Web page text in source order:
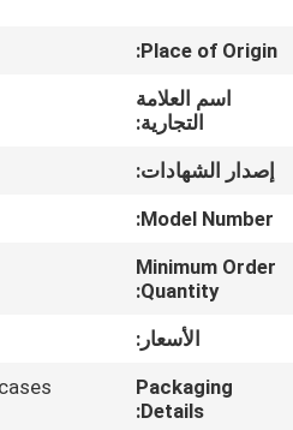
عرض
الواقع
الافتراضي
معلومات
عنا
المعمل
Place of Origin:
اسم العلامة
التجارية:
إصدار الشهادات:
Model Number:
Minimum Order
Quantity:
الأسعار:
Packaging
Details: